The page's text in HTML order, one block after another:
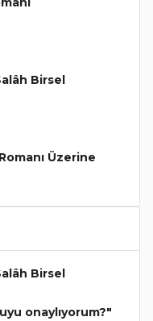
Birsel
Üzerine
Birsel
onaylıyorum?"